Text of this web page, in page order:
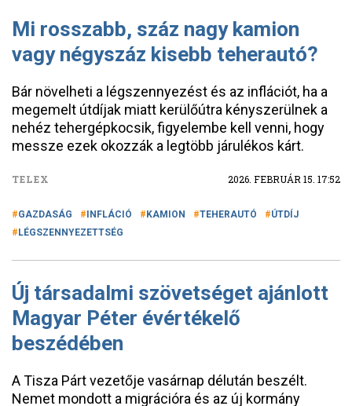
Mi rosszabb, száz nagy kamion
vagy négyszáz kisebb teherautó?
Bár növelheti a légszennyezést és az inflációt, ha a
megemelt útdíjak miatt kerülőútra kényszerülnek a
nehéz tehergépkocsik, figyelembe kell venni, hogy
messze ezek okozzák a legtöbb járulékos kárt.
TELEX 2026. FEBRUÁR 15. 17:52
GAZDASÁG INFLÁCIÓ KAMION TEHERAUTÓ
ÚTDÍJ
LÉGSZENNYEZETTSÉG
Új társadalmi szövetséget ajánlott
Magyar Péter évértékelő
beszédében
A Tisza Párt vezetője vasárnap délután beszélt.
Nemet mondott a migrációra és az új kormány